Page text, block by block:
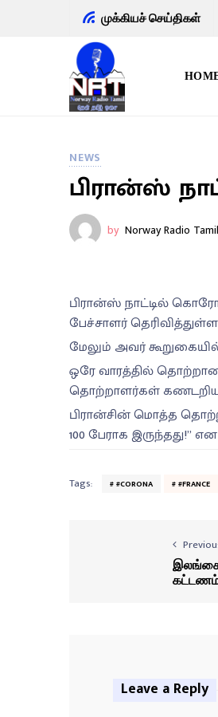
முக்கியச் செய்திகள்
NEWS
பிரான்ஸ்
by Norway Radio Tamil
பிரான்ஸ் நாட்டில்
பேச்சாளர்
மேலும் அவர்
ஒரே வாரத்தில்
தொற்றாளர்கள்
பிரான்சின் மொத்த
100 பேராக இருந்தது!”
Tags: #CORONA #FRANCE
கட்டணம்
Leave a Reply